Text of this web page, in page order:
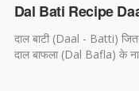
Dal Bati Recipe
दाल बाटी (Daal - Batti)
दाल बाफला (Dal Bafla) के